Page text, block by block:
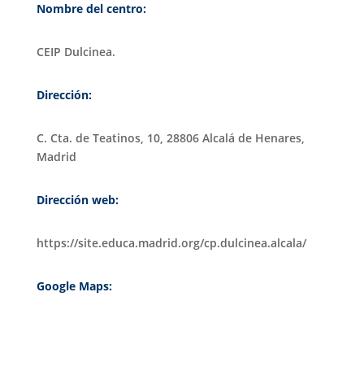
Nombre del centro:
CEIP Dulcinea.
Dirección:
C. Cta. de Teatinos, 10, 28806 Alcalá de Henares,
Madrid
Dirección web:
https://site.educa.madrid.org/cp.dulcinea.alcala/
Google Maps: